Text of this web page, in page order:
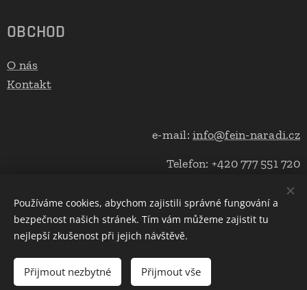
Do košíku
OBCHOD
O nás
Kontakt
e-mail:info@fein-naradi.cz
Telefon: +420 777 551 720
Cookies
Používáme cookies, abychom zajistili správné fungování a
bezpečnost našich stránek. Tím vám můžeme zajistit tu
nejlepší zkušenost při jejich návštěvě.
Přijmout nezbytné Přijmout vše